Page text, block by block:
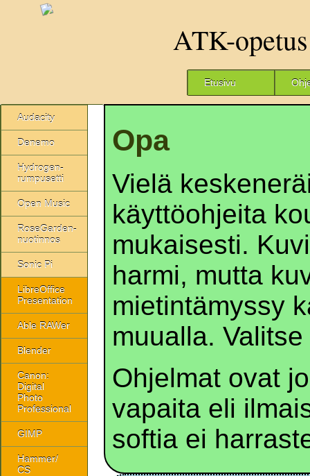
ATK-opetus
Etusivu
Audacity
Denemo
Hydrogen-
rumpusetti
Open Music
RoseGarden-
nuotinnos
Sonic Pi
LibreOffice
Presentation
Able RAWer
Blender
Canon:
Digital
Photo
Professional
GIMP
Hammer/
CS
Opa
Vielä
käyttöohjeita
mukaisesti.
harmi, mutta
mietintämyssy
muualla.
Ohjelmat ovat
vapaita eli
softia ei